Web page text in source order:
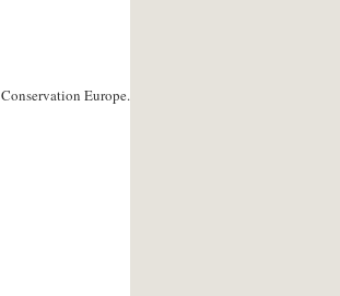
Europe.